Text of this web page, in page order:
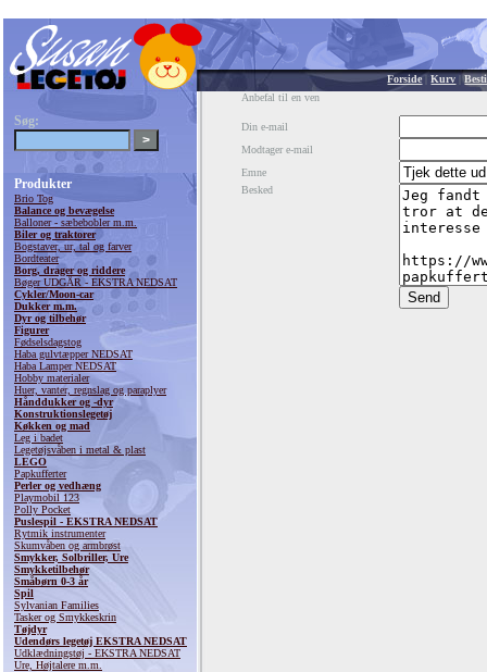
Forside|Kurv |
Søg:
Produkter
Brio Tog
Balance og bevægelse
Balloner - sæbebobler m.m.
Biler og traktorer
Bogstaver, ur, tal og farver
Bordteater
Borg, drager og riddere
Bøger UDGÅR - EKSTRA NEDSAT
Cykler/Moon-car
Dukker m.m.
Dyr og tilbehør
Figurer
Fødselsdagstog
Haba gulvtæpper NEDSAT
Haba Lamper NEDSAT
Hobby materialer
Huer, vanter, regnslag og paraplyer
Hånddukker og -dyr
Konstruktionslegetøj
Køkken og mad
Leg i badet
Legetøjsvåben i metal & plast
LEGO
Papkufferter
Perler og vedhæng
Playmobil 123
Polly Pocket
Puslespil - EKSTRA NEDSAT
Rytmik instrumenter
Skumvåben og armbrøst
Smykker, Solbriller, Ure
Smykketilbehør
Småbørn 0-3 år
Spil
Sylvanian Families
Tasker og Smykkeskrin
Tøjdyr
Udendørs legetøj EKSTRA NEDSAT
Udklædningstøj - EKSTRA NEDSAT
Ure, Højtalere m.m.
Anbefal til en ven
Din e-mail
Modtager e-mail
Emne
Besked